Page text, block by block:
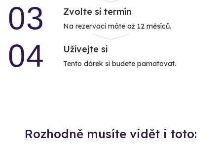
03 Zvolte si termín
Na rezervaci máte až 12 měsíců.
04 Užívejte si
Tento dárek si budete pamatovat.
Rozhodně musíte vidět i toto: